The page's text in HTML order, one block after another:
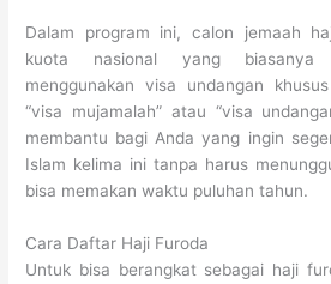
Dalam program ini, calon jemaah
kuota nasional yang biasanya
menggunakan visa undangan
“visa mujamalah” atau “visa
membantu bagi Anda yang ingin
Islam kelima ini tanpa harus
bisa memakan waktu puluhan tahun.
Cara Daftar Haji Furoda
Untuk bisa berangkat sebagai haji